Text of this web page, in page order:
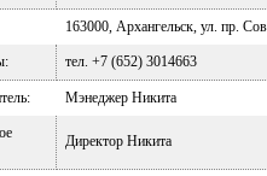
163000, Архангельск, ул. пр.
тел. +7 (652) 3014663
Мэнеджер Никита
Директор Никита